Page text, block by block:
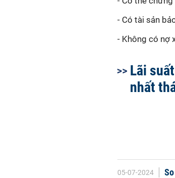
- Có tài sản
- Không có nợ
Lãi
nhất
05-07-2024